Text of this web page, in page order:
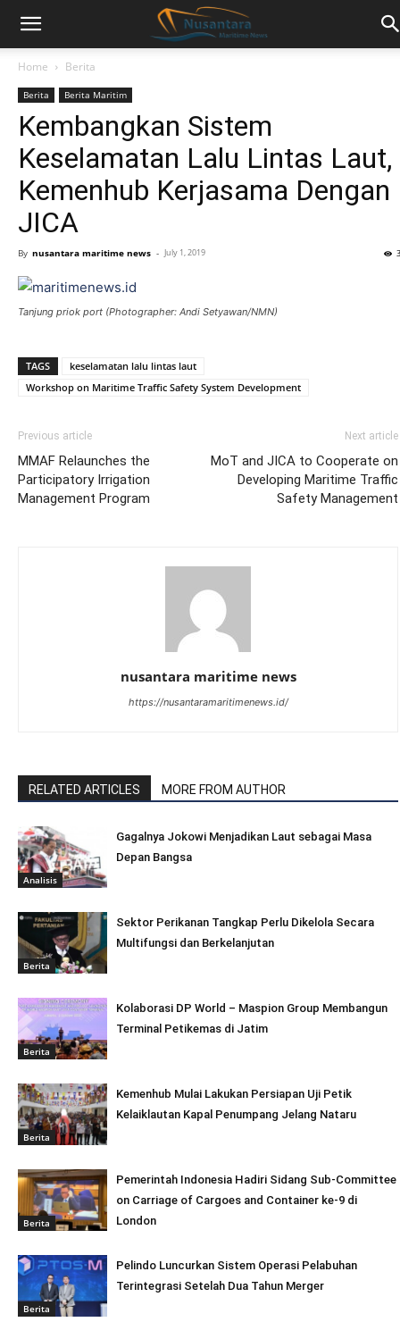
Home Berita
Berita Berita Maritim
Kembangkan Sistem
Keselamatan Lalu Lintas Laut,
Kemenhub Kerjasama Dengan
JICA
By nusantara maritime news - July 1, 2019
Tanjung priok port (Photographer: Andi Setyawan/NMN)
TAGS
keselamatan lalu lintas laut
Workshop on Maritime Traffic Safety System Development
Previous article
MMAF Relaunches the
Participatory Irrigation
Management Program
Next article
MoT and JICA to Cooperate on
Developing Maritime Traffic
Safety Management
nusantara maritime news
https://nusantaramaritimenews.id/
RELATED ARTICLES MORE FROM AUTHOR
Analisis
Gagalnya Jokowi Menjadikan Laut sebagai Masa
Depan Bangsa
Berita
Sektor Perikanan Tangkap Perlu Dikelola Secara
Multifungsi dan Berkelanjutan
Berita
Kolaborasi DP World – Maspion Group Membangun
Terminal Petikemas di Jatim
Berita
Kemenhub Mulai Lakukan Persiapan Uji Petik
Kelaiklautan Kapal Penumpang Jelang Nataru
Berita
Pemerintah Indonesia Hadiri Sidang Sub-Committee
on Carriage of Cargoes and Container ke-9 di
London
Berita
Pelindo Luncurkan Sistem Operasi Pelabuhan
Terintegrasi Setelah Dua Tahun Merger